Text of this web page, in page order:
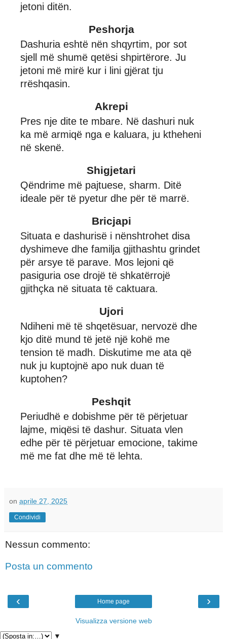
jetoni ditën.
Peshorja
Dashuria eshtë nën shqyrtim, por sot
sjell më shumë qetësi shpirtërore. Ju
jetoni më mirë kur i lini gjërat tju
rrëshqasin.
Akrepi
Pres nje dite te mbare. Në dashuri nuk
ka më armiqë nga e kaluara, ju ktheheni
në skenë.
Shigjetari
Qëndrime më pajtuese, sharm. Ditë
ideale për të pyetur dhe për të marrë.
Bricjapi
Situata e dashurisë i nënshtrohet disa
dyshimeve dhe familja gjithashtu grindet
për arsye të parave. Mos lejoni që
pasiguria ose drojë të shkatërrojë
gjithçka në situata të caktuara.
Ujori
Ndiheni më të shqetësuar, nervozë dhe
kjo ditë mund të jetë një kohë me
tension të madh. Diskutime me ata që
nuk ju kuptojnë apo nuk duan të
kuptohen?
Peshqit
Periudhë e dobishme për të përjetuar
lajme, miqësi të dashur. Situata vlen
edhe për të përjetuar emocione, takime
më me fat dhe më të lehta.
on aprile 27, 2025
Condividi
Nessun commento:
Posta un commento
‹ ›
Home page
Visualizza versione web
▼